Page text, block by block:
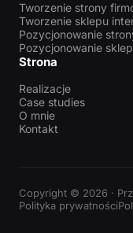
Tworzenie strony
Tworzenie sklepu
Pozycjonowanie
Pozycjonowanie
Strona
Realizacje
Case studies
O mnie
Kontakt
Copyright © 2026 ·
Polityka prywatności